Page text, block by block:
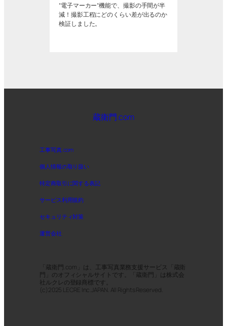
“電子マーカー”機能で、撮影の手間が半
減！撮影工程にどのくらい差が出るのか
検証しました。
蔵衛門.com
工事写真.com
個人情報の取り扱い
特定商取引に関する表記
サービス利用規約
セキュリティ対策
運営会社
「蔵衛門.com」は、工事写真業務支援サービス「蔵衛
門」のオフィシャルサイトです。「蔵衛門」は株式会
社ルクレの登録商標です。
(c)2025 LECRE Inc.JAPAN. All Rights Reserved.